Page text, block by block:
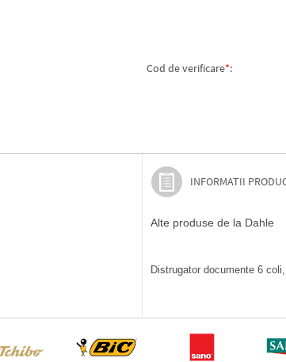
Cod de verificare*:
INFORMATII
Alte produse de la Dahle
Distrugator documente 6